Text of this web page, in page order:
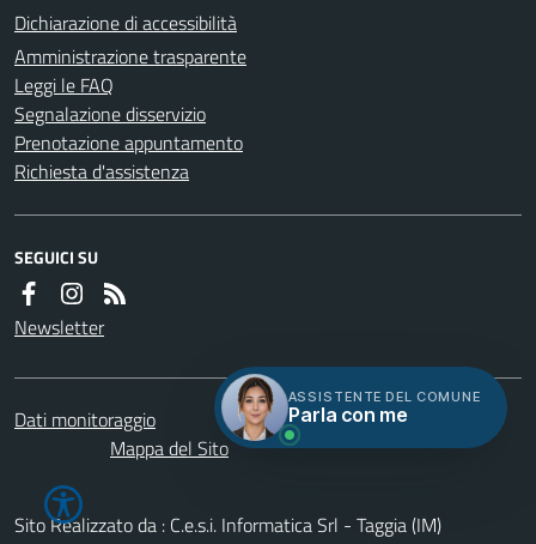
Dichiarazione di accessibilità
Amministrazione trasparente
Leggi le FAQ
Segnalazione disservizio
Prenotazione appuntamento
Richiesta d'assistenza
SEGUICI SU
Newsletter
Dati monitoraggio Servizi
Mappa del Sito
Sito Realizzato da : C.e.s.i. Informatica Srl - Taggia (IM)
ASSISTENTE DEL COMUNE
Parla con me